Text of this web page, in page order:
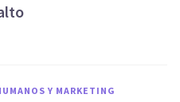
Y MARKETING